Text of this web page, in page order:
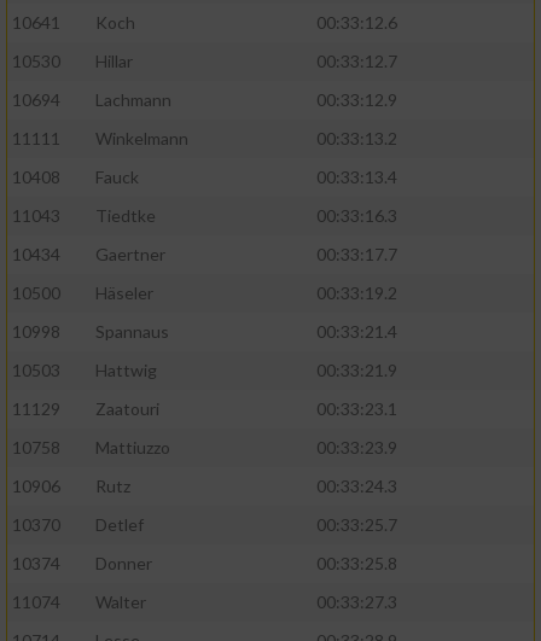
10641
Koch
00:33:12.6
10530
Hillar
00:33:12.7
10694
Lachmann
00:33:12.9
11111
Winkelmann
00:33:13.2
10408
Fauck
00:33:13.4
11043
Tiedtke
00:33:16.3
10434
Gaertner
00:33:17.7
10500
Häseler
00:33:19.2
10998
Spannaus
00:33:21.4
10503
Hattwig
00:33:21.9
11129
Zaatouri
00:33:23.1
10758
Mattiuzzo
00:33:23.9
10906
Rutz
00:33:24.3
10370
Detlef
00:33:25.7
10374
Donner
00:33:25.8
11074
Walter
00:33:27.3
Werbung